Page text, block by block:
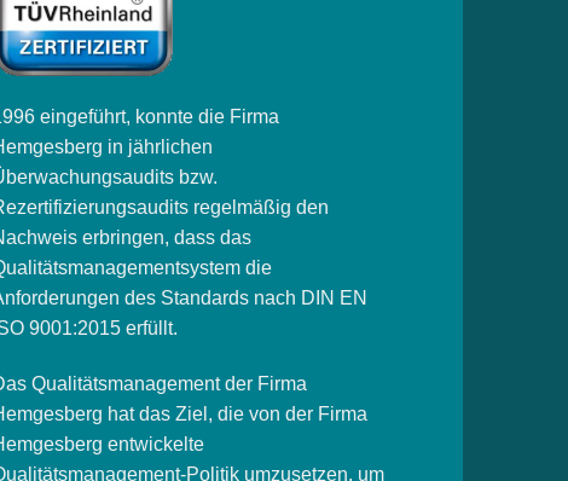
eingeführt, konnte die Firma
in jährlichen
bzw.
regelmäßig den
erbringen, dass das
die
des Standards nach DIN EN
9001:2015 erfüllt.
Qualitätsmanagement der Firma
hat das Ziel, die von der Firma
entwickelte
Politik umzusetzen, um